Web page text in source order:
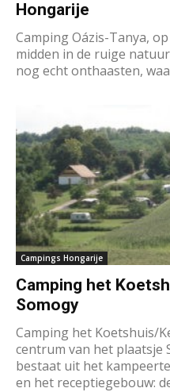
Hongarije
Camping Oázis-Tanya,
midden in de ruige
nog echt onthaasten,
Campings Hongarije
Camping het
Somogy
Camping het Koetshuis/
centrum van het plaatsje
bestaat uit het
en het receptiegebouw: